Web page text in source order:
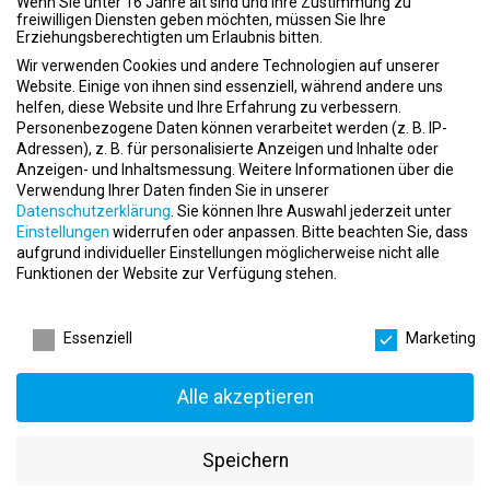
Veranstaltungen, beraten Kunden und arbeiten an der
Mitgliederverwaltung.
Sport- und Gesundheitstrainer/in:
sich auf die sportliche Betreuung und Beratung von Kunden.
Auszubildende lernen, individuelle Trainingspläne zu erstellen,
Fitnesskurse zu leiten und präventive Maßnahmen zur
Gesundheitsförderung zu entwickeln.
Fitnesstrainer/in (IHK):Diese Ausbildung legt den Schwerpunkt
auf die praktische Trainingsbetreuung. Hier werden fundierte
Kenntnisse in den Bereichen Trainingslehre, Anatomie,
Ernährungsberatung und Kursleitung vermittelt.
Typische Aufgaben in der dualen Ausbildung im
Während der Ausbildung sammeln Auszubildende wertvolle
Praxiserfahrungen, die sie auf eine erfolgreiche Karriere
vorbereiten.Welche Aufgaben erwarten mich in einer dualen
Ausbildung im Fitnessbereich?
Betreuung der Mitglieder. Dies reicht von der Begrüßung im
Fitnessstudio über die Beratung zu Trainingsplänen bis hin zur
freiwilligen Diensten geben möchten, müssen Sie Ihre
Erziehungsberechtigten um Erlaubnis bitten.
Wir verwenden Cookies und andere Technologien auf unserer
Website. Einige von ihnen sind essenziell, während andere uns
helfen, diese Website und Ihre Erfahrung zu verbessern.
Personenbezogene Daten können verarbeitet werden (z. B. IP-
Adressen), z. B. für personalisierte Anzeigen und Inhalte oder
Anzeigen- und Inhaltsmessung. Weitere Informationen über die
Verwendung Ihrer Daten finden Sie in unserer
Datenschutzerklärung Sie können Ihre Auswahl jederzeit unter
Einstellungen widerrufen oder anpassen. Bitte beachten Sie, dass
aufgrund individueller Einstellungen möglicherweise nicht alle
Funktionen der Website zur Verfügung stehen.
Essenziell
Marketing
Alle akzeptieren
Speichern